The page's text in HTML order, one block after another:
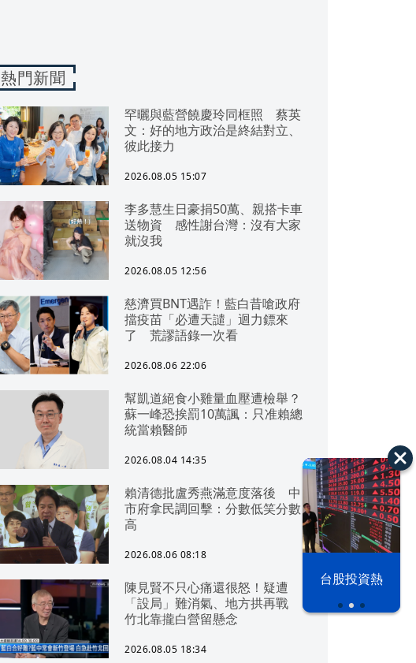
漢光42演習 台股投資熱
熱門新聞
罕曬與藍營饒慶玲同框照 蔡英
文：好的地方政治是終結對立、
彼此接力
2026.08.05 15:07
李多慧生日豪捐50萬、親搭卡車
送物資 感性謝台灣：沒有大家
就沒我
2026.08.05 12:56
慈濟買BNT遇詐！藍白昔嗆政府
擋疫苗「必遭天譴」迴力鏢來
了 荒謬語錄一次看
2026.08.06 22:06
幫凱道絕食小雞量血壓遭檢舉？
蘇一峰恐挨罰10萬諷：只准賴總
統當賴醫師
2026.08.04 14:35
賴清德批盧秀燕滿意度落後 中
市府拿民調回擊：分數低笑分數
高
2026.08.06 08:18
陳見賢不只心痛還很怒！疑遭
「設局」難消氣、地方拱再戰
竹北靠攏白營留懸念
2026.08.05 18:34